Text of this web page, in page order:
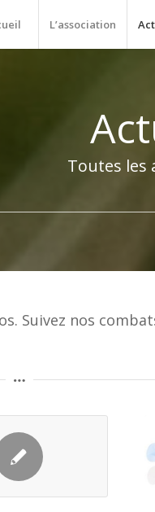
L’association
Toutes les
Suivez nos